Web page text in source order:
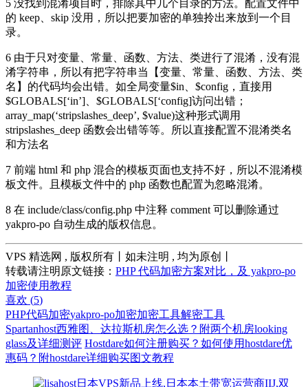
5 没找到混淆项目时，排除其中几个目录的方法。配置文件中
的 keep、skip 没用，所以把要加密的单独拎出来放到一个目
录。
6 由于只对变量、常量、函数、方法、类进行了混淆，没有混
淆字符串，所以有把字符串当【变量、常量、函数、方法、类
名】的代码均会出错。如全局变量$in、$config，直接用
$GLOBALS[‘in’]、$GLOBALS[‘config]访问出错；
array_map(‘stripslashes_deep’, $value)这种形式调用
stripslashes_deep 函数会出错等等。所以直接配置不混淆类名
和方法名
7 前端 html 和 php 混合的模板页面也支持不好，所以不混淆模
板文件。且模板文件中的 php 函数也配置为忽略混淆。
8 在 include/class/config.php 中注释 comment 可以删除通过
yakpro-po 自动生成的版权信息。
VPS 精选网 , 版权所有丨如未注明 , 均为原创丨
转载请注明原文链接： PHP 代码加密方案对比，及 yakpro-po
加密使用教程
喜欢 (5)
PHP代码加密yakpro-po加密加密工具解密工具
Spartanhost西雅图、达拉斯机房怎么选？附两个机房looking
glass及详细测评 Hostdare如何注册购买？如何使用hostdare优
惠码？附hostdare详细购买图文教程